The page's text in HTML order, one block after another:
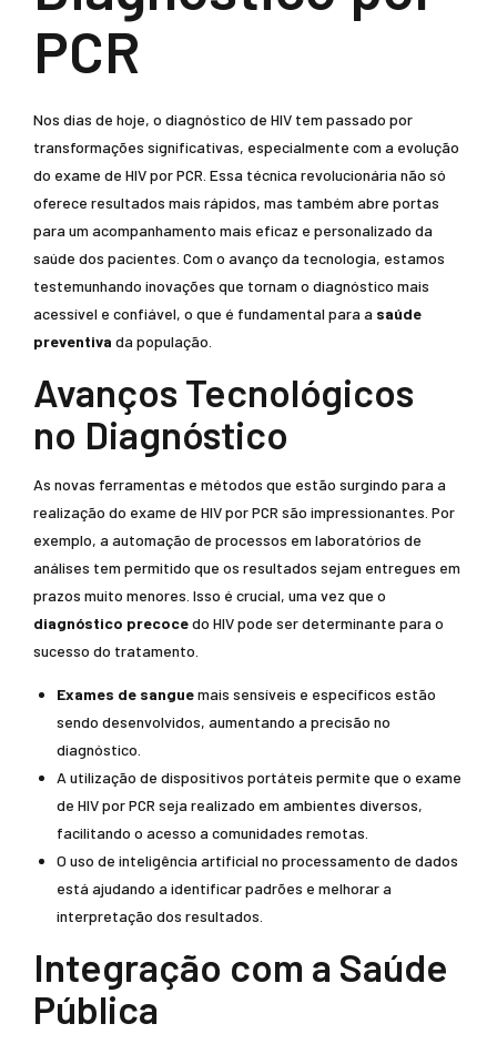
PCR
Nos dias de hoje, o diagnóstico de HIV tem passado por
transformações significativas, especialmente com a evolução
do exame de HIV por PCR. Essa técnica revolucionária não só
oferece resultados mais rápidos, mas também abre portas
para um acompanhamento mais eficaz e personalizado da
saúde dos pacientes. Com o avanço da tecnologia, estamos
testemunhando inovações que tornam o diagnóstico mais
acessível e confiável, o que é fundamental para a saúde
preventiva da população.
Avanços Tecnológicos
no Diagnóstico
As novas ferramentas e métodos que estão surgindo para a
realização do exame de HIV por PCR são impressionantes. Por
exemplo, a automação de processos em laboratórios de
análises tem permitido que os resultados sejam entregues em
prazos muito menores. Isso é crucial, uma vez que o
diagnóstico precocedo HIV pode ser determinante para o
sucesso do tratamento.
Exames de sanguemais sensíveis e específicos estão
sendo desenvolvidos, aumentando a precisão no
diagnóstico.
A utilização de dispositivos portáteis permite que o exame
de HIV por PCR seja realizado em ambientes diversos,
facilitando o acesso a comunidades remotas.
O uso de inteligência artificial no processamento de dados
está ajudando a identificar padrões e melhorar a
interpretação dos resultados.
Integração com a Saúde
Pública